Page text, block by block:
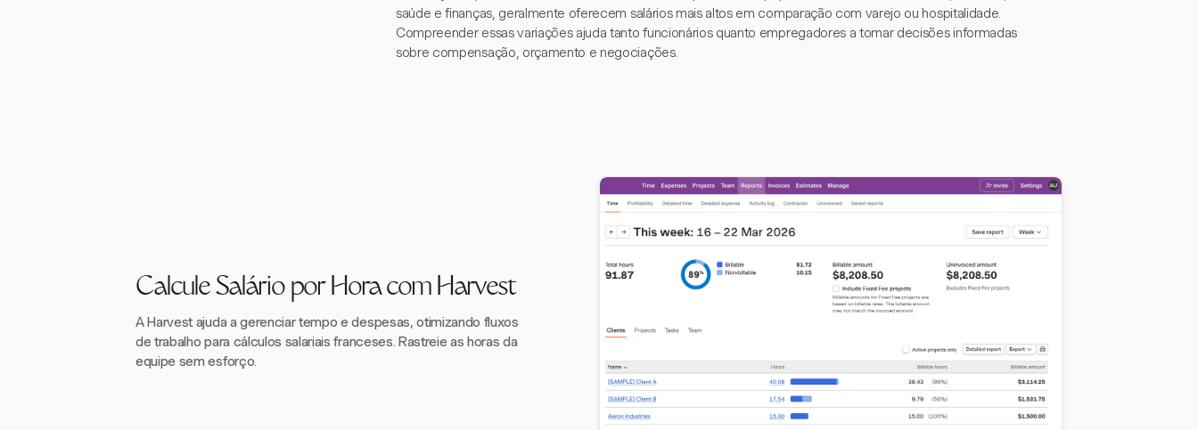
saúde e finanças, geralmente oferecem salários mais altos em comparação com varejo ou hospitalidade.
Compreender essas variações ajuda tanto funcionários quanto empregadores a tomar decisões informadas
sobre compensação, orçamento e negociações.
Calcule Salário por Hora com Harvest
A Harvest ajuda a gerenciar tempo e despesas, otimizando fluxos
de trabalho para cálculos salariais franceses. Rastreie as horas da
equipe sem esforço.